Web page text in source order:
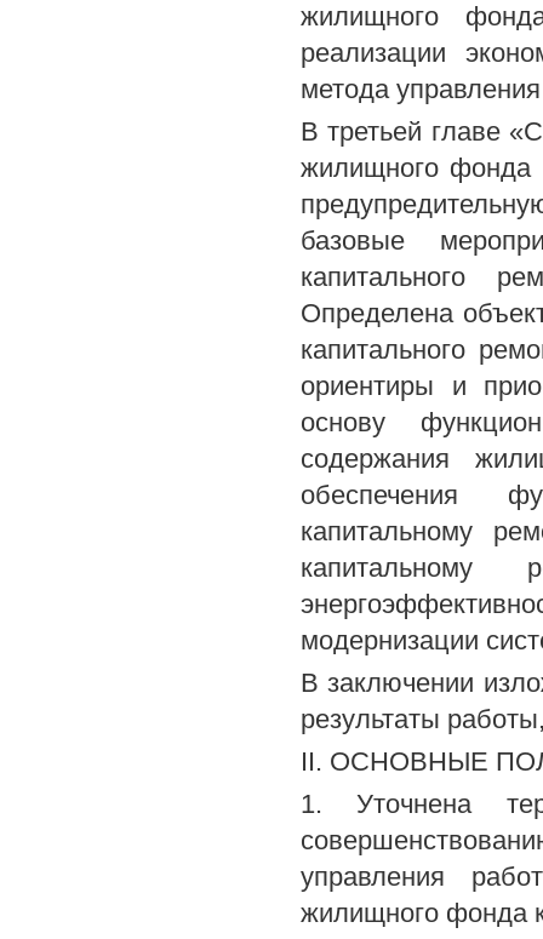
жилищного
реализации
метода
В третьей главе
жилищного фонда
базовые
капитального
Определена
капитального
ориентиры и
основу
содержания
обеспечения
капитальному
модернизации
В заключении
результаты
II. ОСНОВНЫЕ
1. Уточнена
управления
жилищного фонда